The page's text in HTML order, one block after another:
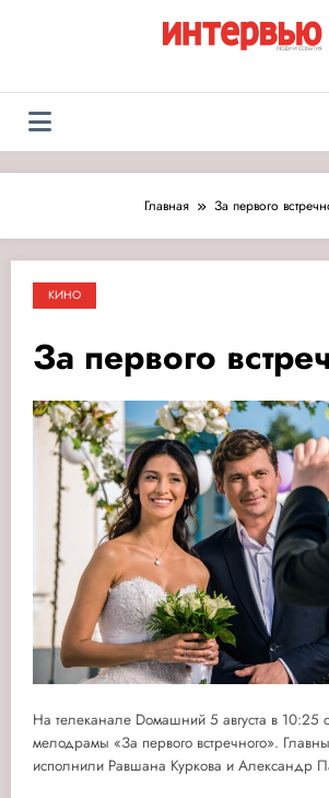
Журнал
Люди и
Люди и события
Главная За первого
КИНО
За первого
На телеканале Dомашний 5 августа в 10:25
мелодрамы «За первого встречного».
исполнили Равшана Куркова и Александр